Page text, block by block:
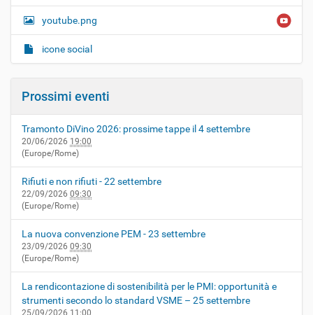
youtube.png
icone social
Prossimi eventi
Tramonto DiVino 2026: prossime tappe il 4 settembre
20/06/2026 19:00
(Europe/Rome)
Rifiuti e non rifiuti - 22 settembre
22/09/2026 09:30
(Europe/Rome)
La nuova convenzione PEM - 23 settembre
23/09/2026 09:30
(Europe/Rome)
La rendicontazione di sostenibilità per le PMI: opportunità e
strumenti secondo lo standard VSME – 25 settembre
25/09/2026 11:00